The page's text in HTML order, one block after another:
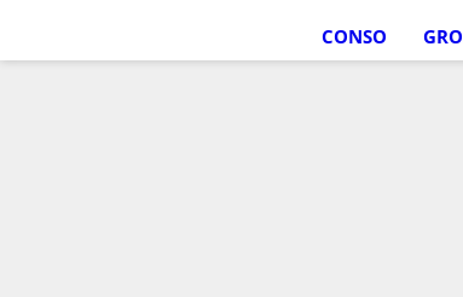
CONSO